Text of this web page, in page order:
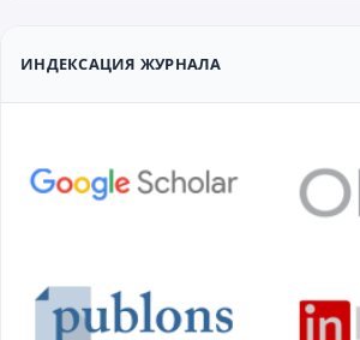
ИНДЕКСАЦИЯ ЖУРНАЛА